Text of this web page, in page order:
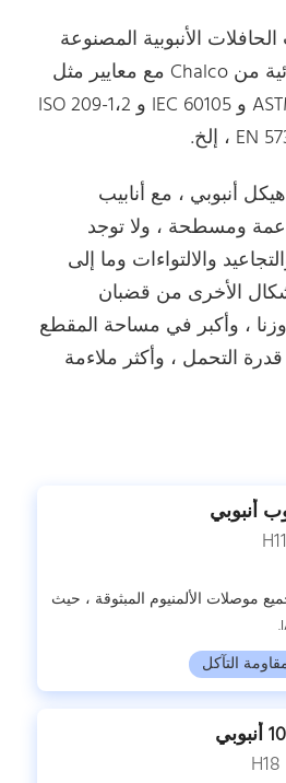
الأنبوبية المصنوعة
من الألومنيوم الكهربائية من Chalco مع معايير مثل
ASTM B317 و ASTM B236 و IEC 60105 و ISO 209-1،2
أنبوبي ، مع أنابيب
ومسطحة ، ولا توجد
والالتواءات وما إلى
الأخرى من قضبان
، وأكبر في مساحة المقطع
التحمل ، وأكثر ملاءمة
موصلات الألمنيوم المبثوقة ، حيث
التآكل